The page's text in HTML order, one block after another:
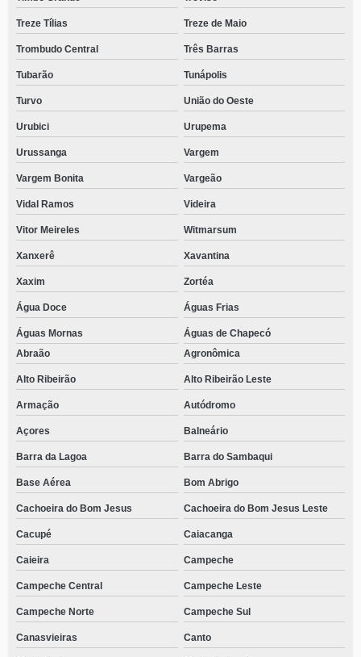
Treze Tílias Treze de Maio
Trombudo Central Três Barras
Tubarão Tunápolis
Turvo União do Oeste
Urubici Urupema
Urussanga Vargem
Vargem Bonita Vargeão
Vidal Ramos Videira
Vitor Meireles Witmarsum
Xanxerê Xavantina
Xaxim Zortéa
Água Doce Águas Frias
Águas Mornas
Águas de Chapecó
Abraão
Agronômica
Alto Ribeirão Alto Ribeirão Leste
Armação Autódromo
Açores Balneário
Barra da Lagoa Barra do Sambaqui
Base Aérea Bom Abrigo
Cachoeira do Bom Jesus Cachoeira do Bom Jesus Leste
Cacupé Caiacanga
Caieira Campeche
Campeche Central Campeche Leste
Campeche Norte Campeche Sul
Canasvieiras Canto